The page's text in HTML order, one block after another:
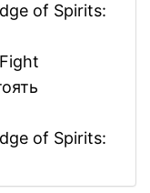
of Spirits:
of Spirits: